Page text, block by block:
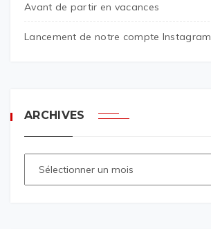
Avant de partir en vacances
Lancement de notre compte Instagram
ARCHIVES